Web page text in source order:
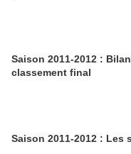
Saison 2011-2012 :
classement final
Saison 2011-2012 :